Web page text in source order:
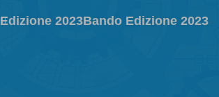
Edizione 2023Bando Edizione 2023